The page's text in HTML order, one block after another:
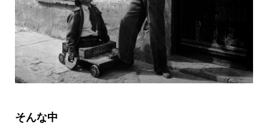
そんな中